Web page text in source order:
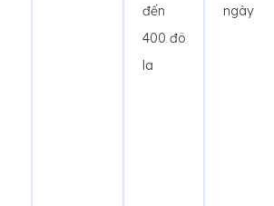
đến
400 đô
la
ngày